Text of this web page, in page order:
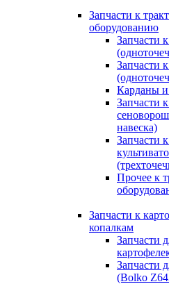
Запчасти к
оборудованию
Запчасти
Запчасти
Карданы и
Запчасти
навеска)
Запчасти
Прочее к
Запчасти к
копалкам
Запчасти
Запчасти
(Bolko